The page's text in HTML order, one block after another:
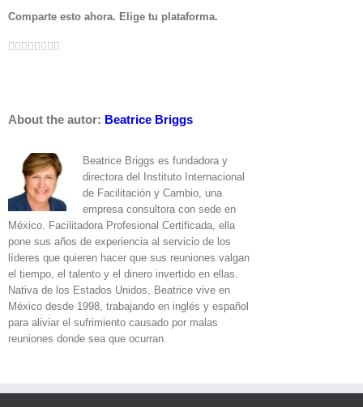
Comparte esto ahora. Elige tu plataforma.
Facebook
Twitter
LinkedIn
Reddit
Google+
Tumblr
Pinterest
Vk
About the autor: Beatrice Briggs
Beatrice Briggs es fundadora y
directora del Instituto Internacional
de Facilitación y Cambio, una
empresa consultora con sede en
México. Facilitadora Profesional Certificada, ella
pone sus años de experiencia al servicio de los
líderes que quieren hacer que sus reuniones valgan
el tiempo, el talento y el dinero invertido en ellas.
Nativa de los Estados Unidos, Beatrice vive en
México desde 1998, trabajando en inglés y español
para aliviar el sufrimiento causado por malas
reuniones donde sea que ocurran.